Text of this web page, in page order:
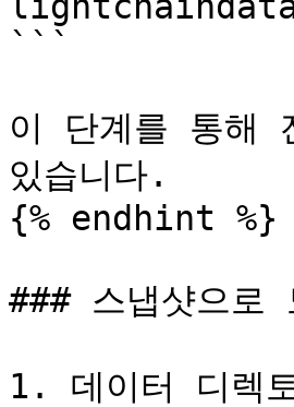
```
이 단계를 통해
있습니다.
{% endhint %}
### 스냅샷으로
1. 데이터 디렉